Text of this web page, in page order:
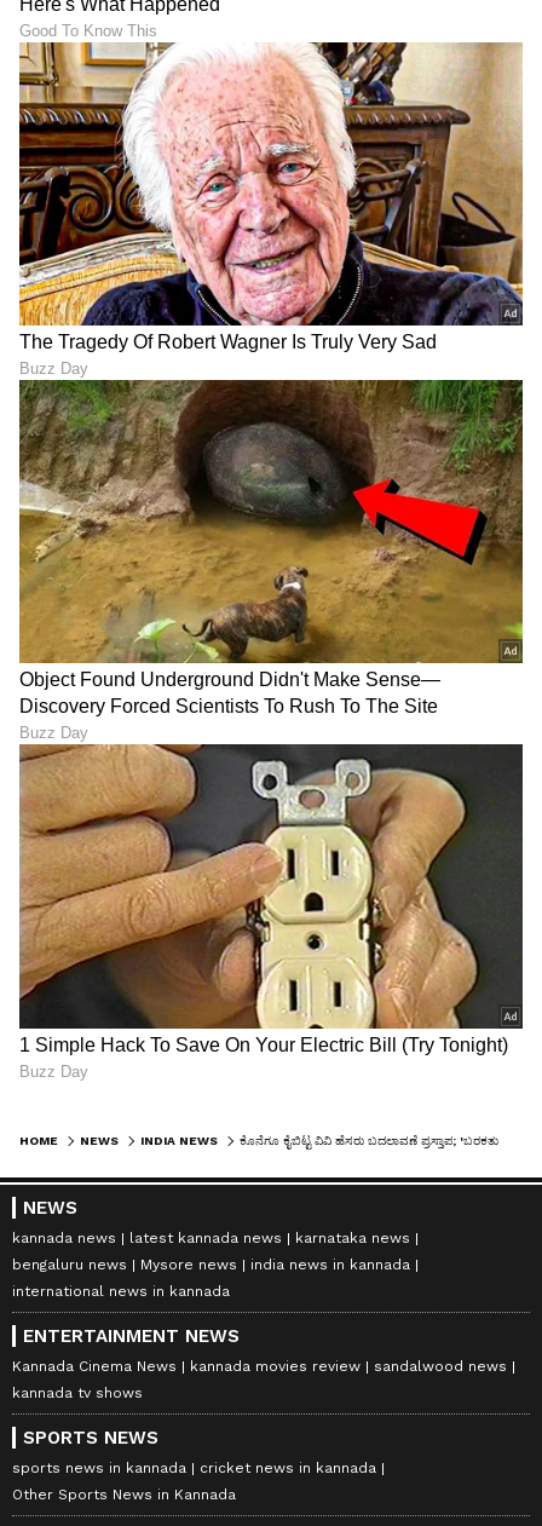
HOME NEWS INDIA NEWS
NEWS
kannada news latest kannada news
karnataka news
bengaluru news
Mysore news
india news in kannada
international news in kannada
ENTERTAINMENT NEWS
Kannada Cinema News kannada movies review
sandalwood news
kannada tv shows
SPORTS NEWS
sports news in kannada
cricket news in kannada
Other Sports News in Kannada